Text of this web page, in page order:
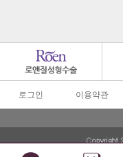
로그인 이용약관